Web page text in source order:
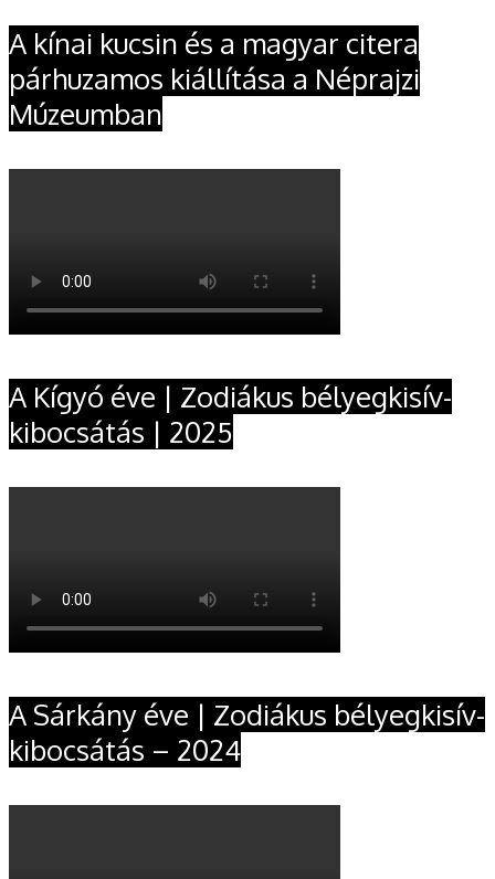
A kínai kucsin és a magyar citera
párhuzamos kiállítása a Néprajzi
Múzeumban
A Kígyó éve | Zodiákus bélyegkisív-
kibocsátás | 2025
A Sárkány éve | Zodiákus bélyegkisív-
kibocsátás – 2024